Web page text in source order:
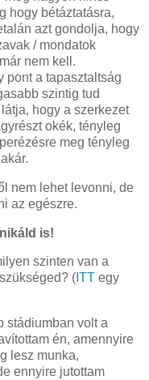
hogy bétáztatásra,
azt gondolja, hogy
/ mondatok
nem kell.
pont a tapasztaltság
szintig tud
hogy a szerkezet
okék, tényleg
meg tényleg
nem lehet levonni, de
az egészre.
is!
szinten van a
( ITT egy
stádiumban volt a
én, amennyire
lesz munka,
ennyire jutottam